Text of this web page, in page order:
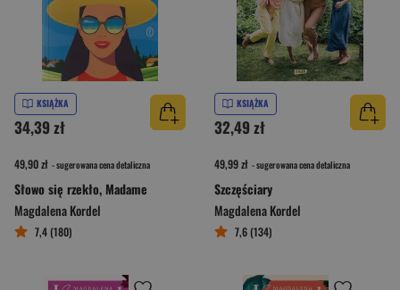
KSIĄŻKA
34,39 zł
49,90 zł - sugerowana cena detaliczna
Słowo się rzekło, Madame
Magdalena Kordel
7,4 (180)
KSIĄŻKA
32,49 zł
49,99 zł - sugerowana cena detaliczna
Szczęściary
Magdalena Kordel
7,6 (134)